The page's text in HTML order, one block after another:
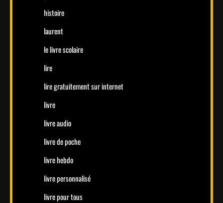
histoire
laurent
le livre scolaire
lire
lire gratuitement sur internet
livre
livre audio
livre de poche
livre hebdo
livre personnalisé
livre pour tous